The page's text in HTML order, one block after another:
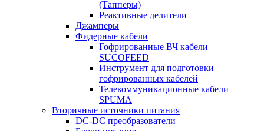
(Тапперы)
Реактивные делители
Джамперы
Фидерные кабели
Гофрированные ВЧ кабели
SUCOFEED
Инструмент для подготовки
гофрированных кабелей
Телекоммуникационные кабели
SPUMA
Вторичные источники питания
DC-DC преобразователи